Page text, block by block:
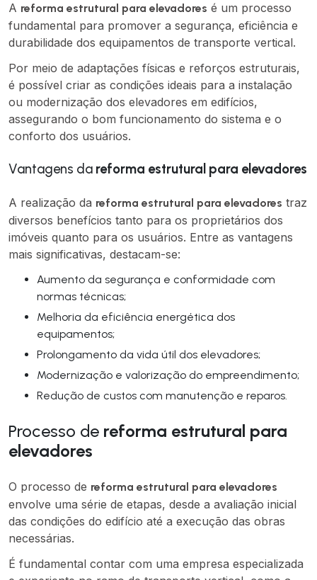
A reforma estrutural para elevadores é um processo
fundamental para promover a segurança, eficiência e
durabilidade dos equipamentos de transporte vertical.
Por meio de adaptações físicas e reforços estruturais,
é possível criar as condições ideais para a instalação
ou modernização dos elevadores em edifícios,
assegurando o bom funcionamento do sistema e o
conforto dos usuários.
Vantagens da reforma estrutural para elevadores
A realização da reforma estrutural para elevadores traz
diversos benefícios tanto para os proprietários dos
imóveis quanto para os usuários. Entre as vantagens
mais significativas, destacam-se:
Aumento da segurança e conformidade com
normas técnicas;
Melhoria da eficiência energética dos
equipamentos;
Prolongamento da vida útil dos elevadores;
Modernização e valorização do empreendimento;
Redução de custos com manutenção e reparos.
Processo de reforma estrutural para
elevadores
O processo de reforma estrutural para elevadores
envolve uma série de etapas, desde a avaliação inicial
das condições do edifício até a execução das obras
necessárias.
É fundamental contar com uma empresa especializada